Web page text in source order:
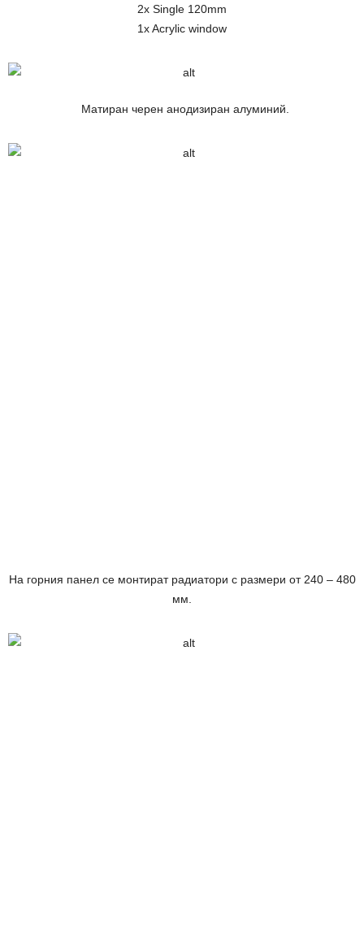
2x Single 120mm
1x Acrylic window
Матиран черен анодизиран алуминий.
На горния панел се монтират радиатори с размери от 240 – 480
мм.